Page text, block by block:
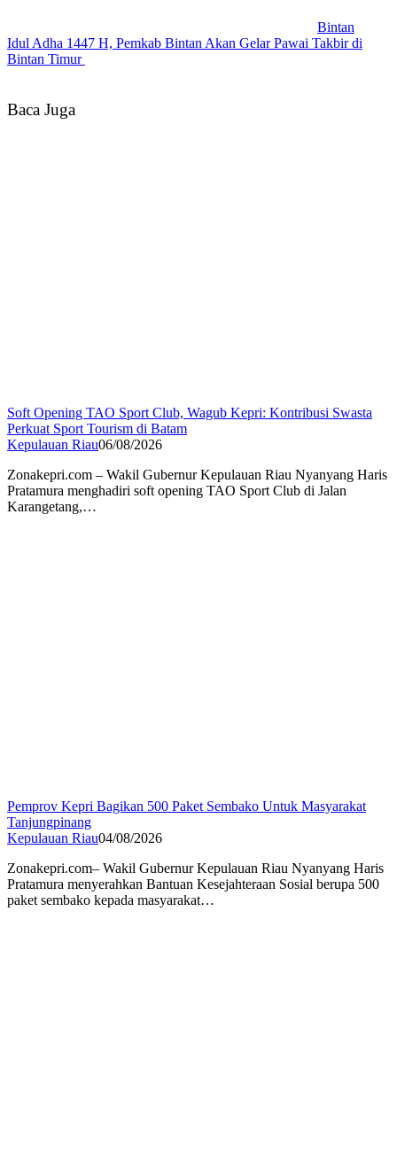
Bintan
Idul Adha 1447 H, Pemkab Bintan Akan Gelar Pawai Takbir di
Bintan Timur
Baca Juga
Soft Opening TAO Sport Club, Wagub Kepri: Kontribusi Swasta
Perkuat Sport Tourism di Batam
Kepulauan Riau06/08/2026
Zonakepri.com – Wakil Gubernur Kepulauan Riau Nyanyang Haris
Pratamura menghadiri soft opening TAO Sport Club di Jalan
Karangetang,…
Pemprov Kepri Bagikan 500 Paket Sembako Untuk Masyarakat
Tanjungpinang
Kepulauan Riau04/08/2026
Zonakepri.com– Wakil Gubernur Kepulauan Riau Nyanyang Haris
Pratamura menyerahkan Bantuan Kesejahteraan Sosial berupa 500
paket sembako kepada masyarakat…